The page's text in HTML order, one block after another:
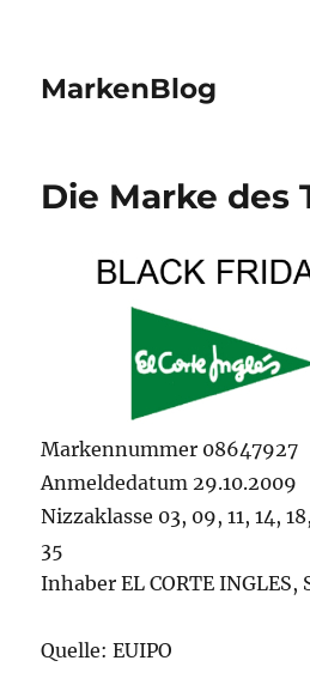
MarkenBlog
Die Marke des
Markennummer 08647927
Anmeldedatum 29.10.2009
Nizzaklasse 03, 09, 11, 14,
35
Inhaber EL CORTE INGLES,
Quelle: EUIPO